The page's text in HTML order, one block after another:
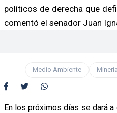
políticos de derecha que
comentó el senador Juan
Medio Ambiente Minería
En los próximos días se dará